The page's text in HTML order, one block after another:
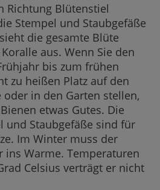
Richtung Blütenstiel
Stempel und Staubgefäße
die gesamte Blüte
aus. Wenn Sie den
bis zum frühen
zu heißen Platz auf den
oder in den Garten stellen,
etwas Gutes. Die
und Staubgefäße sind für
Im Winter muss der
ins Warme. Temperaturen
Celsius verträgt er nicht